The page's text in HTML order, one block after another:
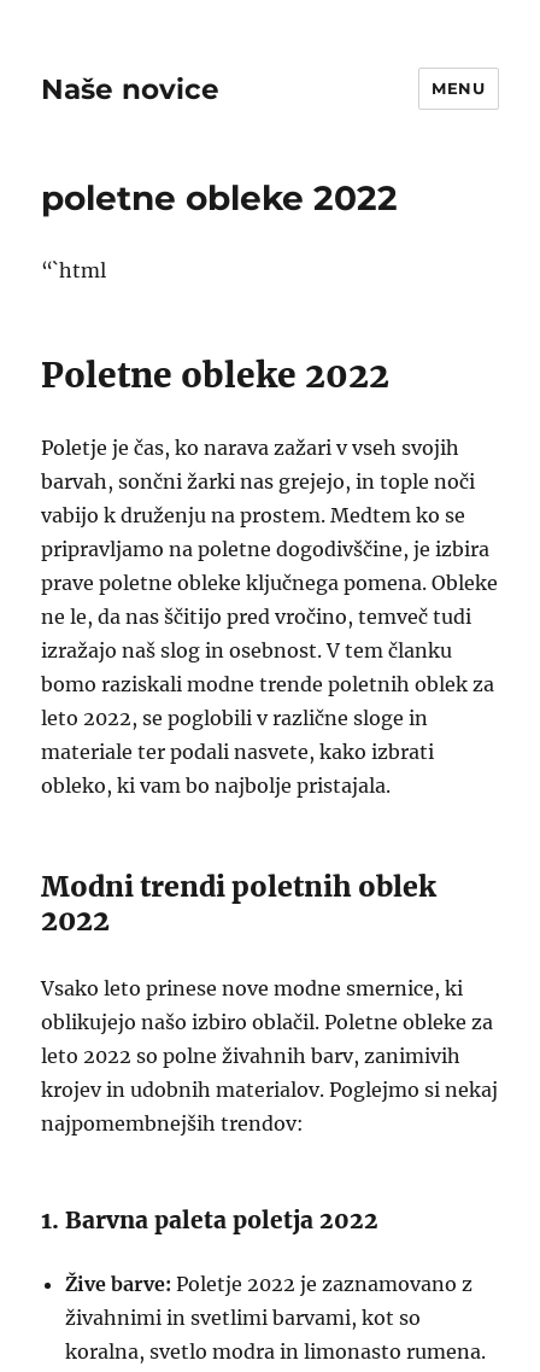
Naše novice MENU
poletne obleke 2022
“`html
Poletne obleke 2022
Poletje je čas, ko narava zažari v vseh svojih
barvah, sončni žarki nas grejejo, in tople noči
vabijo k druženju na prostem. Medtem ko se
pripravljamo na poletne dogodivščine, je izbira
prave poletne obleke ključnega pomena. Obleke
ne le, da nas ščitijo pred vročino, temveč tudi
izražajo naš slog in osebnost. V tem članku
bomo raziskali modne trende poletnih oblek za
leto 2022, se poglobili v različne sloge in
materiale ter podali nasvete, kako izbrati
obleko, ki vam bo najbolje pristajala.
Modni trendi poletnih oblek
2022
Vsako leto prinese nove modne smernice, ki
oblikujejo našo izbiro oblačil. Poletne obleke za
leto 2022 so polne živahnih barv, zanimivih
krojev in udobnih materialov. Poglejmo si nekaj
najpomembnejših trendov:
1. Barvna paleta poletja 2022
Žive barve: Poletje 2022 je zaznamovano z
živahnimi in svetlimi barvami, kot so
koralna, svetlo modra in limonasto rumena.